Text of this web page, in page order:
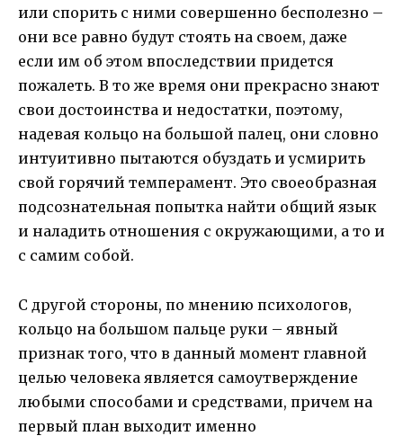
или спорить с ними совершенно бесполезно –
они все равно будут стоять на своем, даже
если им об этом впоследствии придется
пожалеть. В то же время они прекрасно знают
свои достоинства и недостатки, поэтому,
надевая кольцо на большой палец, они словно
интуитивно пытаются обуздать и усмирить
свой горячий темперамент. Это своеобразная
подсознательная попытка найти общий язык
и наладить отношения с окружающими, а то и
с самим собой.
С другой стороны, по мнению психологов,
кольцо на большом пальце руки – явный
признак того, что в данный момент главной
целью человека является самоутверждение
любыми способами и средствами, причем на
первый план выходит именно